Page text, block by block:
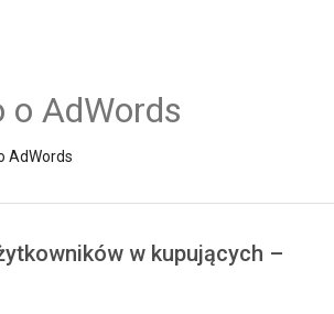
o AdWords
AdWords
w kupujących –